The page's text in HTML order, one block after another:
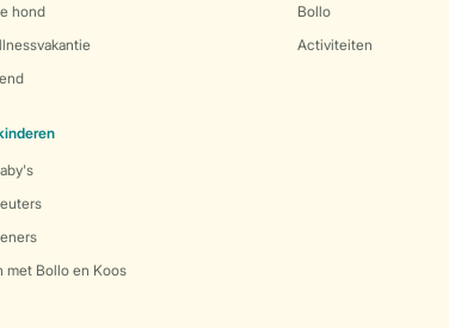
hond
met Bollo en Koos
Bollo
Activiteiten